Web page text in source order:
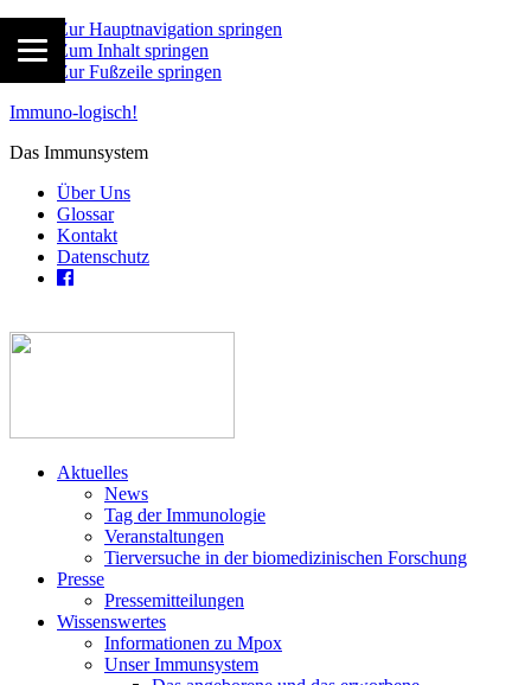
Zur Hauptnavigation springen
Zum Inhalt springen
Zur Fußzeile springen
Immuno-logisch!
Das Immunsystem
Über Uns
Glossar
Kontakt
Datenschutz
Aktuelles
News
Tag der Immunologie
Veranstaltungen
Tierversuche in der biomedizinischen Forschung
Presse
Pressemitteilungen
Wissenswertes
Informationen zu Mpox
Unser Immunsystem